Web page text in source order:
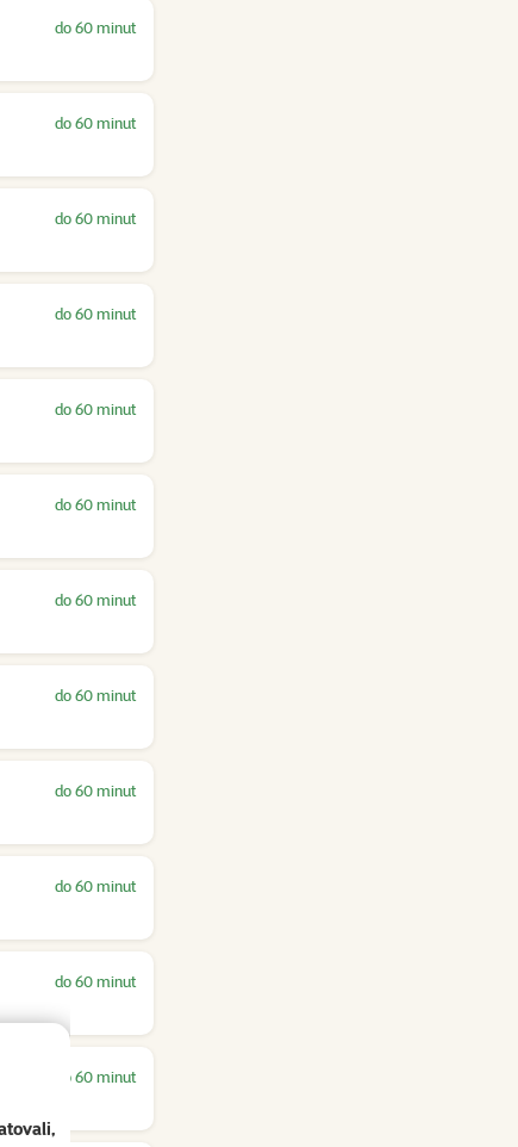
do 60 minut
do 60 minut
do 60 minut
do 60 minut
do 60 minut
do 60 minut
do 60 minut
do 60 minut
do 60 minut
do 60 minut
do 60 minut
do 60 minut